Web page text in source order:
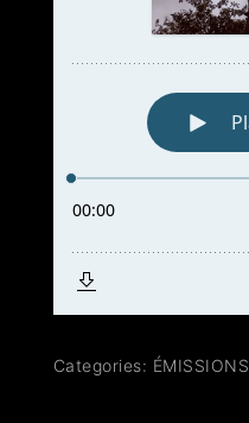
Categories: ÉMISSIONS